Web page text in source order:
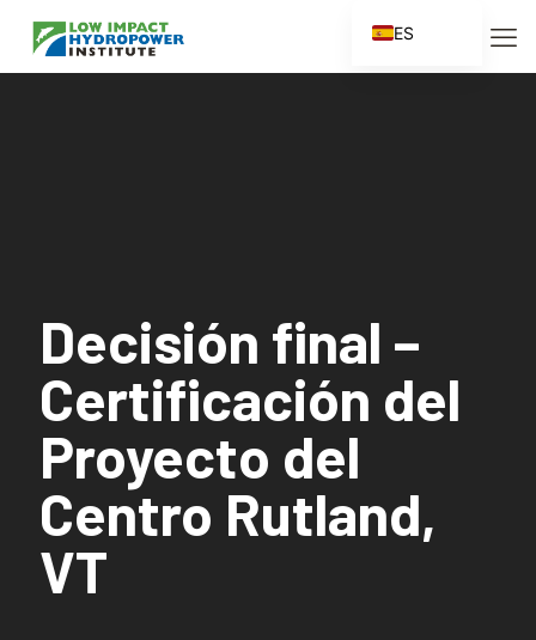
Decisión final –
Certificación del
Proyecto del
Centro Rutland,
VT
ES
EN